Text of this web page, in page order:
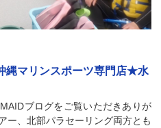
縄マリンスポーツ専門店★水
ブログをご覧いただきありが
ー、北部パラセーリング両方とも